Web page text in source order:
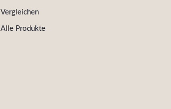
Vergleichen
Alle Produkte